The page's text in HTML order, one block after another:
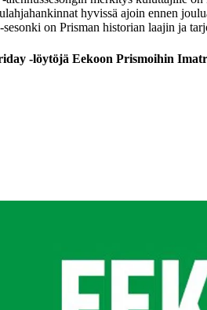
hyvissä ajoin ennen
on Prisman historian laajin ja
-löytöjä Eekoon Prismoihin